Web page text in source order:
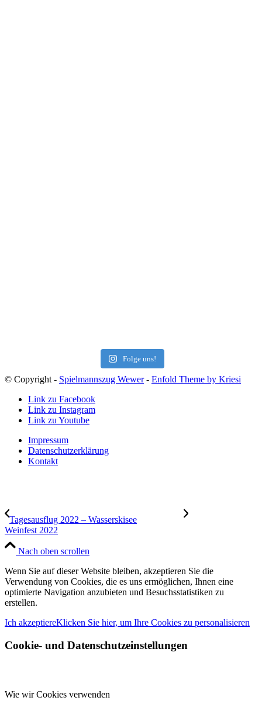
Folge uns!
© Copyright - Spielmannszug Wewer- Enfold Theme by Kriesi
Link zu Facebook
Link zu Instagram
Link zu Youtube
Impressum
Datenschutzerklärung
Kontakt
Tagesausflug 2022 – Wasserskisee
Weinfest 2022
Nach oben scrollen
Wenn Sie auf dieser Website bleiben, akzeptieren Sie die
Verwendung von Cookies, die es uns ermöglichen, Ihnen eine
optimierte Navigation anzubieten und Besuchsstatistiken zu
erstellen.
Ich akzeptiereKlicken Sie hier, um Ihre Cookies zu personalisieren
Cookie- und Datenschutzeinstellungen
Wie wir Cookies verwenden